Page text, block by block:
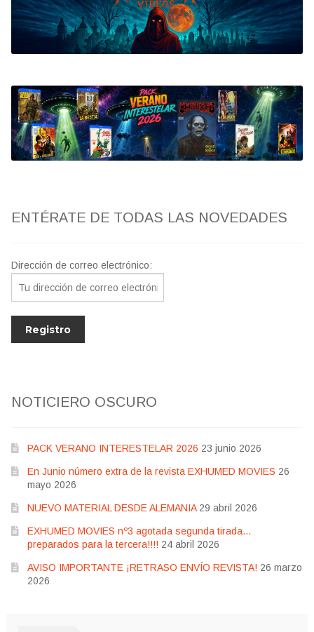
Bluray
Clasificada S
artwork
fantaterror
Jesús Franco
ENTÉRATE DE TODAS LAS NOVEDADES
Dirección de correo electrónico:
NOTICIERO OSCURO
PACK VERANO INTERESTELAR 2026 23 junio 2026
En Junio número extra de la revista EXHUMED MOVIES 26
mayo 2026
NUEVO MATERIAL DESDE ALEMANIA 29 abril 2026
EXHUMED MOVIES nº3 agotada segunda tirada…
preparados para la tercera!!!! 24 abril 2026
AVISO IMPORTANTE ¡RETRASO ENVÍO REVISTA! 26 marzo
2026